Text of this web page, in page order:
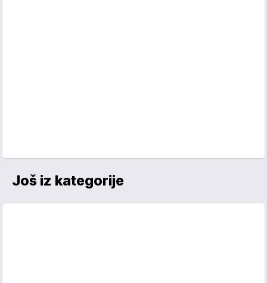
Još iz kategorije